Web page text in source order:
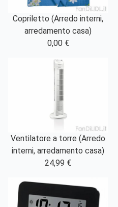
Copriletto (Arredo interni,
arredamento casa)
0,00 €
Ventilatore a torre (Arredo
interni, arredamento casa)
24,99 €